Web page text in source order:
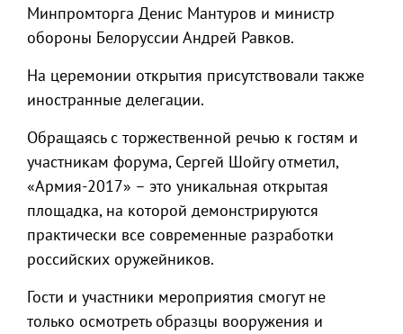
Минпромторга Денис Мантуров и министр
обороны Белоруссии Андрей Равков.
На церемонии открытия присутствовали также
иностранные делегации.
Обращаясь с торжественной речью к гостям и
участникам форума, Сергей Шойгу отметил,
«Армия-2017» – это уникальная открытая
площадка, на которой демонстрируются
практически все современные разработки
российских оружейников.
Гости и участники мероприятия смогут не
только осмотреть образцы вооружения и